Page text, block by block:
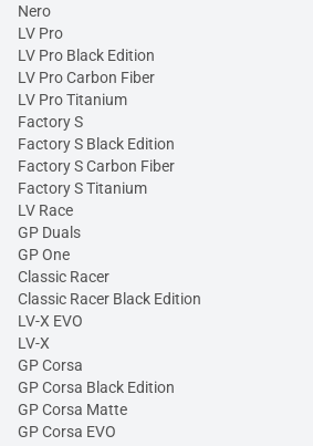
Nero
LV Pro
LV Pro Black Edition
LV Pro Carbon Fiber
LV Pro Titanium
Factory S
Factory S Black Edition
Factory S Carbon Fiber
Factory S Titanium
LV Race
GP Duals
GP One
Classic Racer
Classic Racer Black Edition
LV-X EVO
LV-X
GP Corsa
GP Corsa Black Edition
GP Corsa Matte
GP Corsa EVO